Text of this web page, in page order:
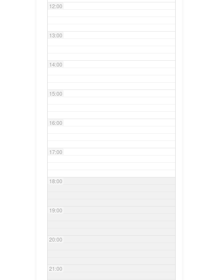
12:00
13:00
14:00
15:00
16:00
17:00
18:00
19:00
20:00
21:00